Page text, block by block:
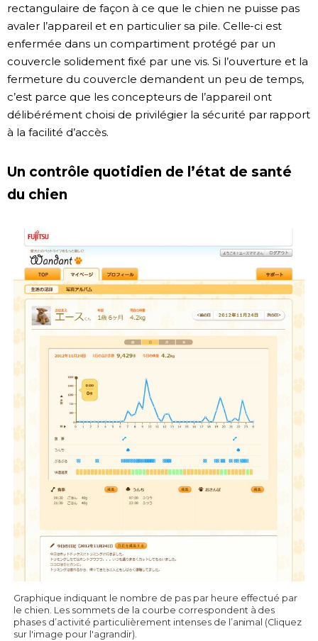
rectangulaire de façon à ce que le chien ne puisse pas
avaler l’appareil et en particulier sa pile. Celle-ci est
enfermée dans un compartiment protégé par un
couvercle solidement fixé par une vis. Si l’ouverture et la
fermeture du couvercle demandent un peu de temps,
c’est parce que les concepteurs de l’appareil ont
délibérément choisi de privilégier la sécurité par rapport
à la facilité d’accès.
Un contrôle quotidien de l’état de santé
du chien
Graphique indiquant le nombre de pas par heure effectué par
le chien. Les sommets de la courbe correspondent à des
phases d’activité particulièrement intenses de l’animal (Cliquez
sur l'image pour l'agrandir).